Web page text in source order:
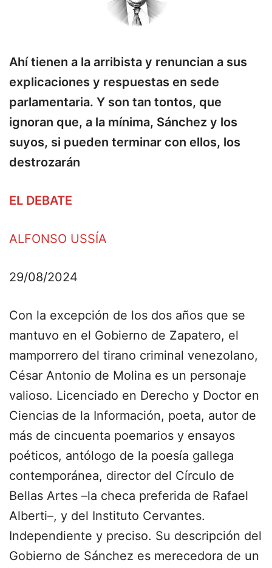
Ahí tienen a la arribista y renuncian a sus
explicaciones y respuestas en sede
parlamentaria. Y son tan tontos, que
ignoran que, a la mínima, Sánchez y los
suyos, si pueden terminar con ellos, los
destrozarán
EL DEBATE
ALFONSO USSÍA
29/08/2024
Con la excepción de los dos años que se
mantuvo en el Gobierno de Zapatero, el
mamporrero del tirano criminal venezolano,
César Antonio de Molina es un personaje
valioso. Licenciado en Derecho y Doctor en
Ciencias de la Información, poeta, autor de
más de cincuenta poemarios y ensayos
poéticos, antólogo de la poesía gallega
contemporánea, director del Círculo de
Bellas Artes –la checa preferida de Rafael
Alberti–, y del Instituto Cervantes.
Independiente y preciso. Su descripción del
Gobierno de Sánchez es merecedora de un